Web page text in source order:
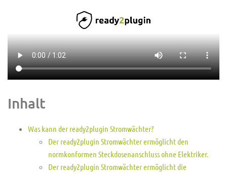
Inhalt
Was kann der ready2plugin Stromwächter?
Der ready2plugin Stromwächter ermöglicht den
normkonformen Steckdosenanschluss ohne Elektriker.
Der ready2plugin Stromwächter ermöglicht die